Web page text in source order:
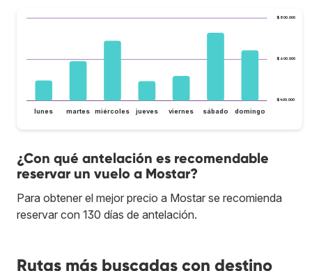
$400.000
$600.000
$800.000
lunes martes miércoles jueves viernes sábado domingo
¿Con qué antelación es recomendable
reservar un vuelo a Mostar?
Para obtener el mejor precio a Mostar se recomienda
reservar con 130 días de antelación.
Rutas más buscadas con destino